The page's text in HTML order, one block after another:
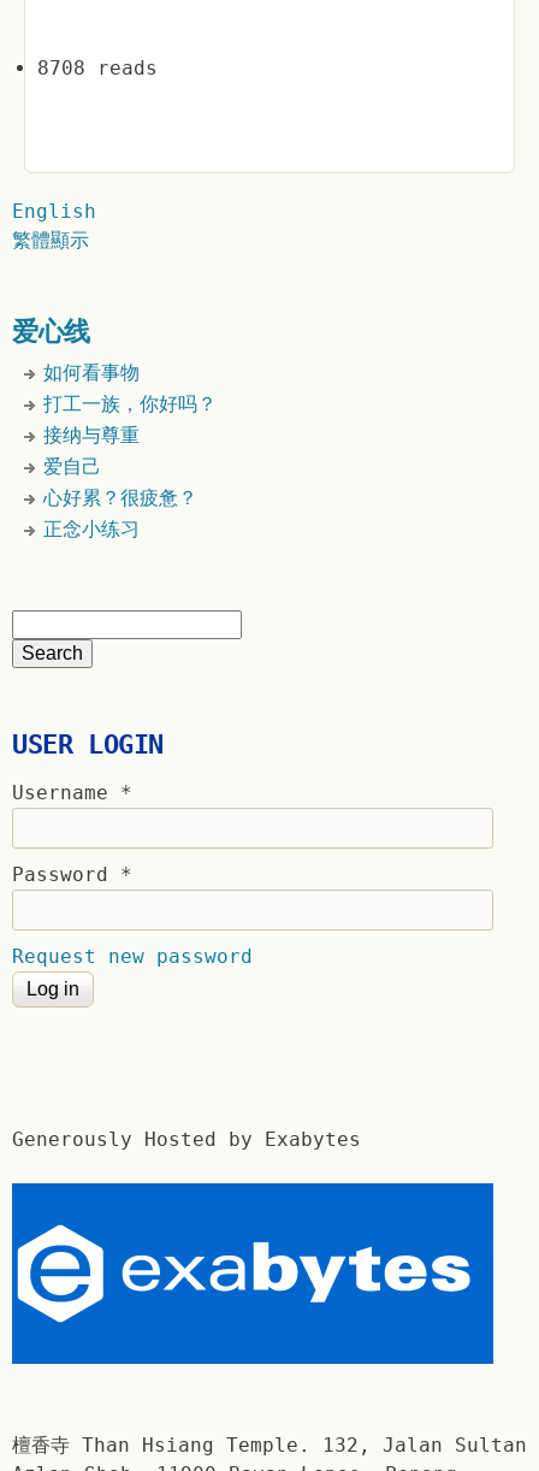
8708 reads
English
繁體顯示
爱心线
如何看事物
打工一族，你好吗？
接纳与尊重
爱自己
心好累？很疲惫？
正念小练习
USER LOGIN
Username *
Password *
Request new password
Generously Hosted by Exabytes
檀香寺 Than Hsiang Temple. 132, Jalan Sultan